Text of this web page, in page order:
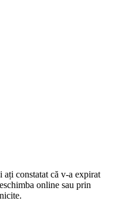
ați constatat că v-a expirat
online sau prin